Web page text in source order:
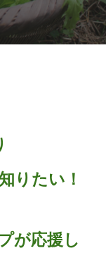
りたい！
が応援し